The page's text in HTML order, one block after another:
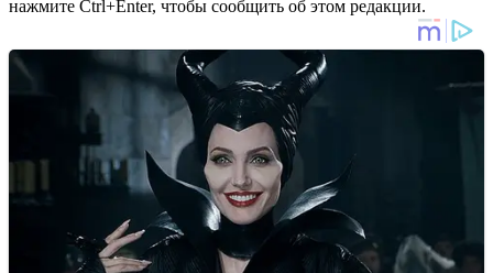
нажмите Ctrl+Enter, чтобы сообщить об этом редакции.